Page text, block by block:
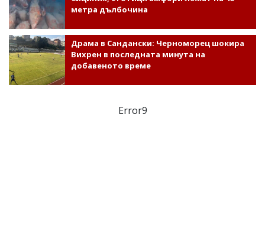
метра дълбочина
Драма в Сандански: Черноморец шокира
Вихрен в последната минута на
добавеното време
Error9